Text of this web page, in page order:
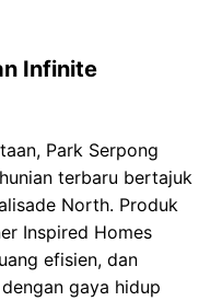
Infinite
Park Serpong
terbaru bertajuk
North. Produk
Inspired Homes
efisien, dan
gaya hidup